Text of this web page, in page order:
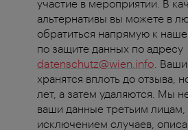
участие в мероприятии. В
альтернативы вы можете в
обратиться напрямую к
по защите данных по адресу
datenschutz@wien.info .
хранятся вплоть до отзыва,
лет, а затем удаляются. Мы
ваши данные третьим лицам,
исключением случаев,